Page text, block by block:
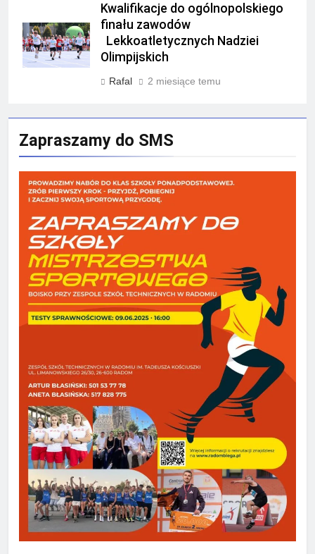
Kwalifikacje do ogólnopolskiego
finału zawodów
Lekkoatletycznych Nadziei
Olimpijskich
Rafal 2 miesiące temu
Zapraszamy do SMS